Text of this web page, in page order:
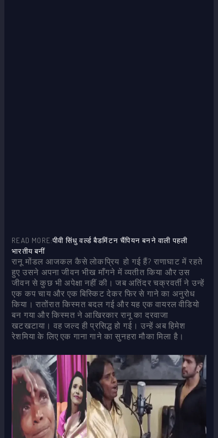
READ MORE:पीवी सिंधु वर्ल्ड बैडमिंटन चैंपियन बनने वाली पहली
भारतीय बनीं
रानू मोंडल आजकल कैसे लोकप्रिय हो गई हैं? राणाघाट में रहते
हुए उसने अपना जीवन भीख माँगने में व्यतीत किया और उस
जीवन से कुछ भी अपेक्षा नहीं की। जब अतिंदर चक्रवर्ती ने उन्हें
एक कप चाय और एक बिस्किट देकर फिर से गाने का अनुरोध
किया। रातोंरात किस्मत बदल गई और यह एक वायरल वीडियो
बन गया और किस्मत ने आखिरकार रानू का दरवाजा
खटखटाया। वह जल्द ही प्रसिद्ध हो गई। उन्हें अब हिमेश
रेशमिया के लिए एक गाना गाने का सुनहरा मौका मिला है।